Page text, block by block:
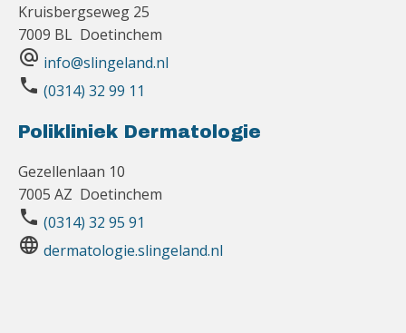
Kruisbergseweg 25
7009 BL Doetinchem
alternate_email info@slingeland.nl
phone (0314) 32 99 11
Polikliniek Dermatologie
Gezellenlaan 10
7005 AZ Doetinchem
phone (0314) 32 95 91
language dermatologie.slingeland.nl